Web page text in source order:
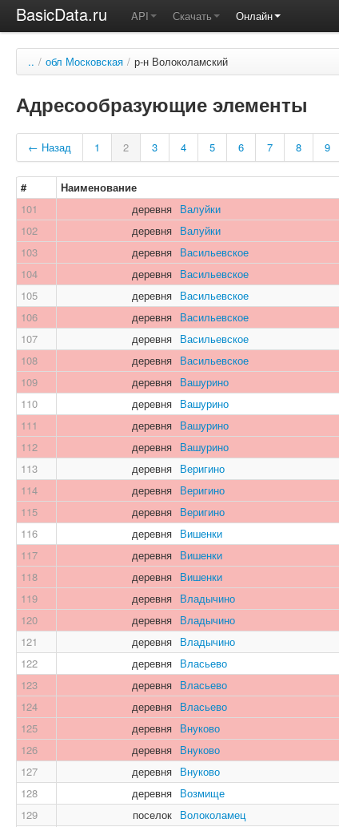
BasicData.ru API Скачать Онлайн
.. / обл Московская / р-н Волоколамский
Адресообразующие элементы
← Назад 1 2 3 4 5 6 7 8 9
# Наименование
101
деревня Валуйки
102
деревня Валуйки
103
деревня Васильевское
104
деревня Васильевское
105
деревня Васильевское
106
деревня Васильевское
107
деревня Васильевское
108
деревня Васильевское
109
деревня Вашурино
110
деревня Вашурино
111
деревня Вашурино
112
деревня Вашурино
113
деревня Веригино
114
деревня Веригино
115
деревня Веригино
116
деревня Вишенки
117
деревня Вишенки
118
деревня Вишенки
119
деревня Владычино
120
деревня Владычино
121
деревня Владычино
122
деревня Власьево
123
деревня Власьево
124
деревня Власьево
125
деревня Внуково
126
деревня Внуково
127
деревня Внуково
128
деревня Возмище
129
поселок Волоколамец